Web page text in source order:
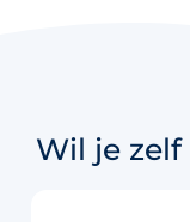
Wil je zelf